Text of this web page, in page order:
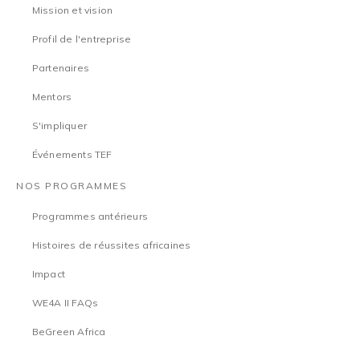
Mission et vision
Profil de l'entreprise
Partenaires
Mentors
S'impliquer
Événements TEF
NOS PROGRAMMES
Programmes antérieurs
Histoires de réussites africaines
Impact
WE4A II FAQs
BeGreen Africa